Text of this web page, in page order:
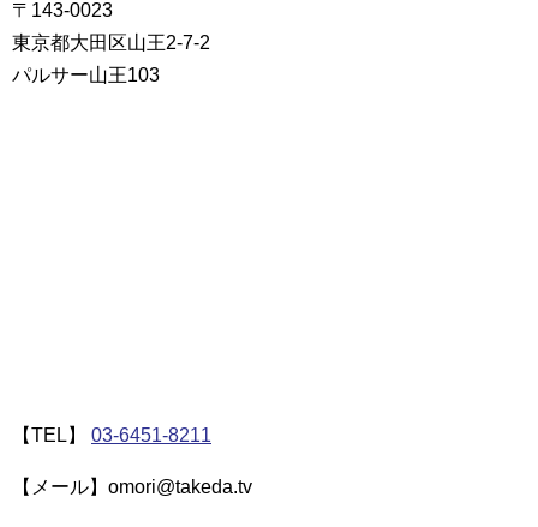
〒143-0023
東京都大田区山王2-7-2
パルサー山王103
【TEL】 03-6451-8211
【メール】omori@takeda.tv